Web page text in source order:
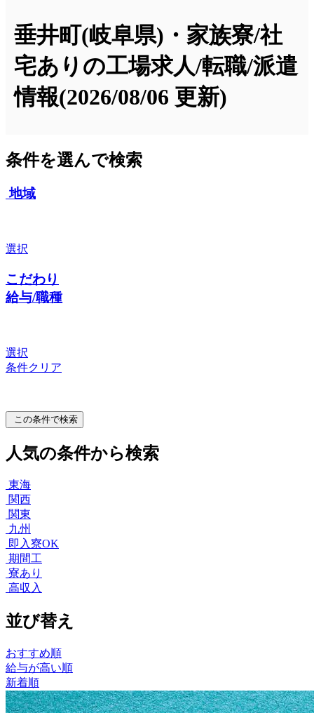
垂井町(岐阜県)・家族寮/社
宅ありの工場求人/転職/派遣
情報(2026/08/06 更新)
条件を選んで検索
地域
選択
こだわり
給与/職種
選択
条件クリア
この条件で検索
人気の条件から検索
東海
関西
関東
九州
即入寮OK
期間工
寮あり
高収入
並び替え
おすすめ順
給与が高い順
新着順